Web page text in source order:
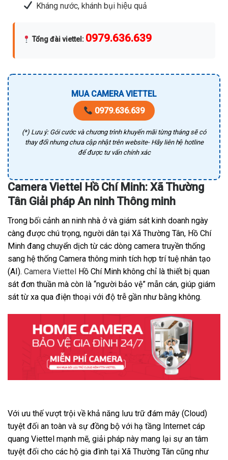
Kháng nước, khánh bụi hiệu quả
Tổng đài viettel : 0979.636.639
MUA CAMERA VIETTEL
0979.636.639
(*) Lưu ý: Gói cước và chương trình khuyến mãi từng tháng sẽ có
thay đổi nhưng chưa cập nhật trên website- Hãy liên hệ hotline
để được tư vấn chính xác
Camera Viettel Hồ Chí Minh: Xã Thường
Tân Giải pháp An ninh Thông minh
Trong bối cảnh an ninh nhà ở và giám sát kinh doanh ngày
càng được chú trọng, người dân tại Xã Thường Tân, Hồ Chí
Minh đang chuyển dịch từ các dòng camera truyền thống
sang hệ thống Camera thông minh tích hợp trí tuệ nhân tạo
(AI). Camera Viettel
Hồ Chí Minh không chỉ là thiết bị quan
sát đơn thuần mà còn là “người bảo vệ” mẫn cán, giúp giám
sát từ xa qua điện thoại với độ trễ gần như bằng không.
Với ưu thế vượt trội về khả năng lưu trữ đám mây (Cloud)
tuyệt đối an toàn và sự đồng bộ với hạ tầng Internet cáp
quang Viettel mạnh mẽ, giải pháp này mang lại sự an tâm
tuyệt đối cho các hộ gia đình tại Xã Thường Tân cũng như